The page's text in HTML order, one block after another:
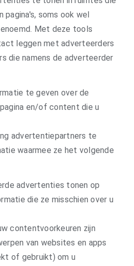
pagina's, soms ook wel
Met deze tools
leggen met adverteerders
die namens de adverteerder
te geven over de
en/of content die u
advertentiepartners te
waarmee ze het volgende
advertenties tonen op
die ze misschien over u
contentvoorkeuren zijn
van websites en apps
of gebruikt) om u